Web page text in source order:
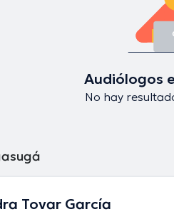
Audiólogos
No hay
Tovar García